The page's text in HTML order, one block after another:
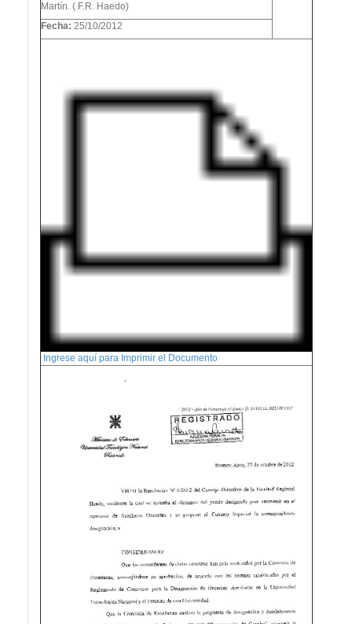
Martín. ( F.R. Haedo)
Fecha: 25/10/2012
Ingrese aquí para Imprimir el Documento